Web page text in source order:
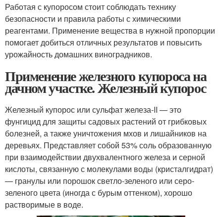
Работая с купоросом стоит соблюдать технику
безопасности и правила работы с химическими
реагентами. Применение вещества в нужной пропорции
помогает добиться отличных результатов и повысить
урожайность домашних виноградников.
Применение железного купороса на
дачном участке. Железный купорос
Железный купорос или сульфат железа-II — это
фунгицид для защиты садовых растений от грибковых
болезней, а также уничтожения мхов и лишайников на
деревьях. Представляет собой 53% соль образованную
при взаимодействии двухвалентного железа и серной
кислоты, связанную с молекулами воды (кристалгидрат)
— гранулы или порошок светло-зеленого или серо-
зеленого цвета (иногда с бурым оттенком), хорошо
растворимые в воде.